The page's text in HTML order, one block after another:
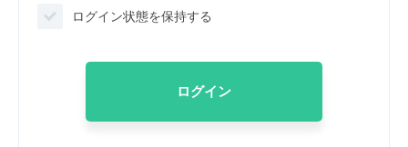
ログイン状態を保持する
ログイン